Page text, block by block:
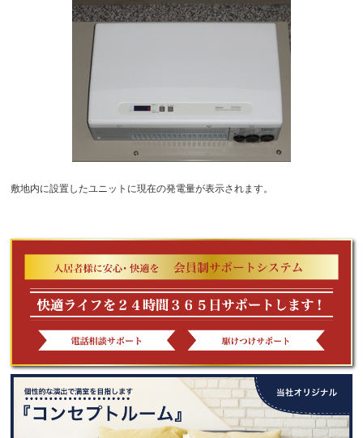
敷地内に設置したユニットに現在の発電量が表示されます。